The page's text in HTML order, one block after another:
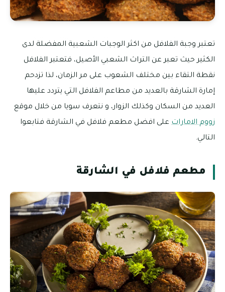
تعتبر وجبة الفلافل من اكثر الوجبات الشعبية المفضلة لدى
الكثير حيث تعبر عن التراث الشعبي الأصيل، فتعتبر الفلافل
نقطة التقاء بين مختلف الشعوب على مر الزمان، لذا تزدحم
إمارة الشارقة بالعديد من مطاعم الفلافل التي يتردد عليها
العديد من السكان وكذلك الزوار، و نتعرف سويا من خلال موقع
زووم الامارات على افضل مطعم فلافل في الشارقة فتابعوا
التالي.
مطعم فلافل في الشارقة